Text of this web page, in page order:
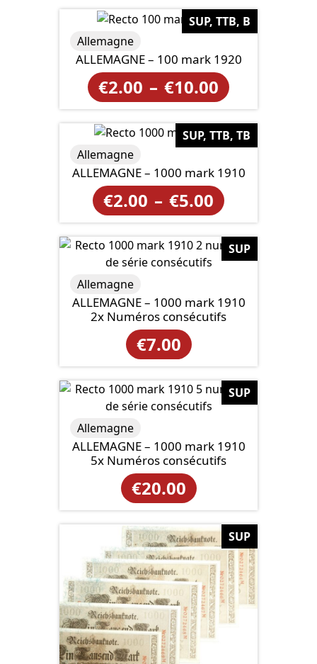
SUP, TTB, B
ALLEMAGNE – 100 mark 1920
€2.00 – €10.00
Plage
de
prix :
€2.00
à
€10.00
Allemagne
SUP, TTB, TB
ALLEMAGNE – 1000 mark 1910
€2.00 – €5.00
Plage
de
prix :
à
€5.00
Allemagne
SUP
ALLEMAGNE – 1000 mark 1910
2x Numéros consécutifs
€7.00
Allemagne
SUP
ALLEMAGNE – 1000 mark 1910
5x Numéros consécutifs
€20.00
Allemagne
SUP